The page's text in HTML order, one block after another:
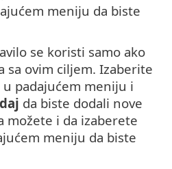
meniju da biste
se koristi samo ako
sa ovim ciljem. Izaberite
u padajućem meniju i
da biste dodali nove
možete i da izaberete
meniju da biste